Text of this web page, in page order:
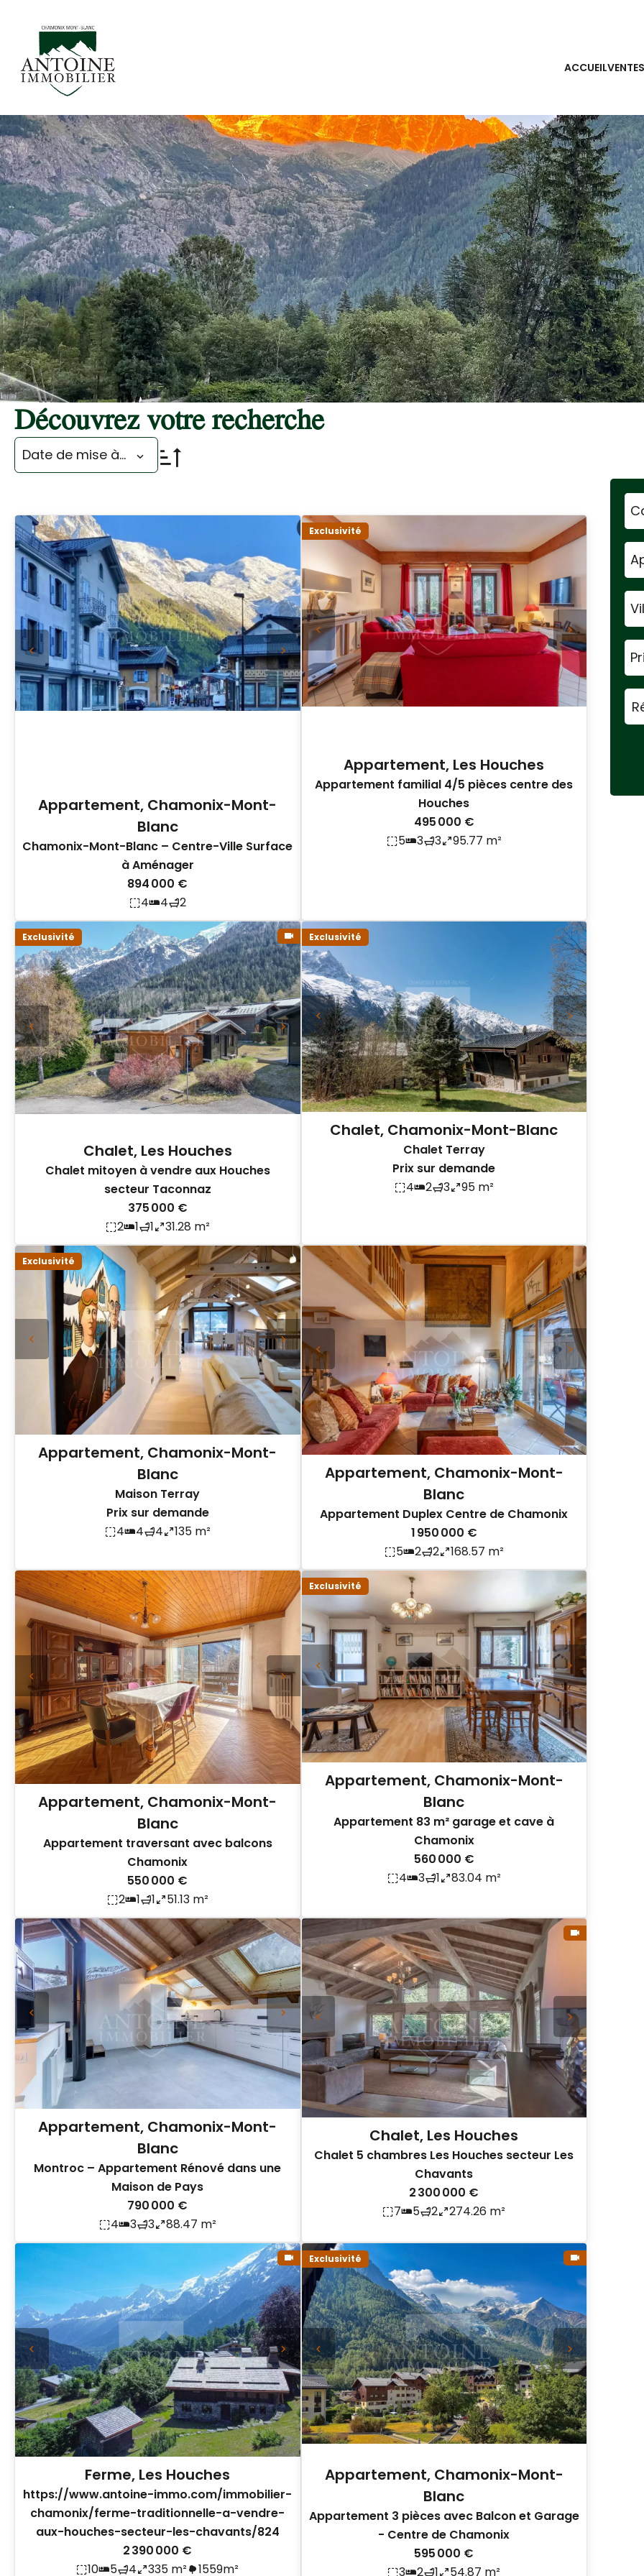
ACCUEILVENTES
Découvrez votre recherche
Date de mise à jour
Appartement, Chamonix-Mont-
Blanc
Chamonix-Mont-Blanc – Centre-Ville Surface
à Aménager
894 000 €
4
4 2
Exclusivité
Appartement, Les Houches
Appartement familial 4/5 pièces centre des
Houches
495 000 €
5
3 3 95.77 m²
Exclusivité
Chalet, Les Houches
Chalet mitoyen à vendre aux Houches
secteur Taconnaz
375 000 €
2
1 1 31.28 m²
Exclusivité
Chalet, Chamonix-Mont-Blanc
Chalet Terray
Prix sur demande
4
2 3 95 m²
Exclusivité
Appartement, Chamonix-Mont-
Blanc
Maison Terray
Prix sur demande
4
4 4 135 m²
Appartement, Chamonix-Mont-
Blanc
Appartement Duplex Centre de Chamonix
1 950 000 €
5
2 2 168.57 m²
Appartement, Chamonix-Mont-
Blanc
Appartement traversant avec balcons
Chamonix
550 000 €
2
1 1 51.13 m²
Exclusivité
Appartement, Chamonix-Mont-
Blanc
Appartement 83 m² garage et cave à
Chamonix
560 000 €
4
3 1 83.04 m²
Appartement, Chamonix-Mont-
Blanc
Montroc – Appartement Rénové dans une
Maison de Pays
790 000 €
4
3 3 88.47 m²
Chalet, Les Houches
Chalet 5 chambres Les Houches secteur Les
Chavants
2 300 000 €
7
5 2 274.26 m²
Ferme, Les Houches
https://www.antoine-immo.com/immobilier-
chamonix/ferme-traditionnelle-a-vendre-
aux-houches-secteur-les-chavants/824
2 390 000 €
10
5 4 335 m² 1559m²
Exclusivité
Appartement, Chamonix-Mont-
Blanc
Appartement 3 pièces avec Balcon et Garage
- Centre de Chamonix
595 000 €
3
2 1 54.87 m²